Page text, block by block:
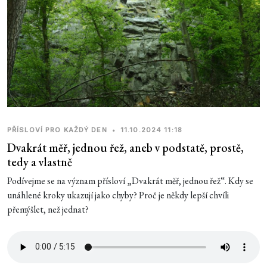
PŘÍSLOVÍ PRO KAŽDÝ DEN • 11.10.2024 11:18
Dvakrát měř, jednou řež, aneb v podstatě, prostě,
tedy a vlastně
Podívejme se na význam přísloví „Dvakrát měř, jednou řež“. Kdy se
unáhlené kroky ukazují jako chyby? Proč je někdy lepší chvíli
přemýšlet, než jednat?